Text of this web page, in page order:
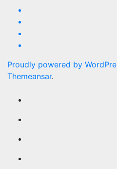
Proudly powered by
Themeansar.